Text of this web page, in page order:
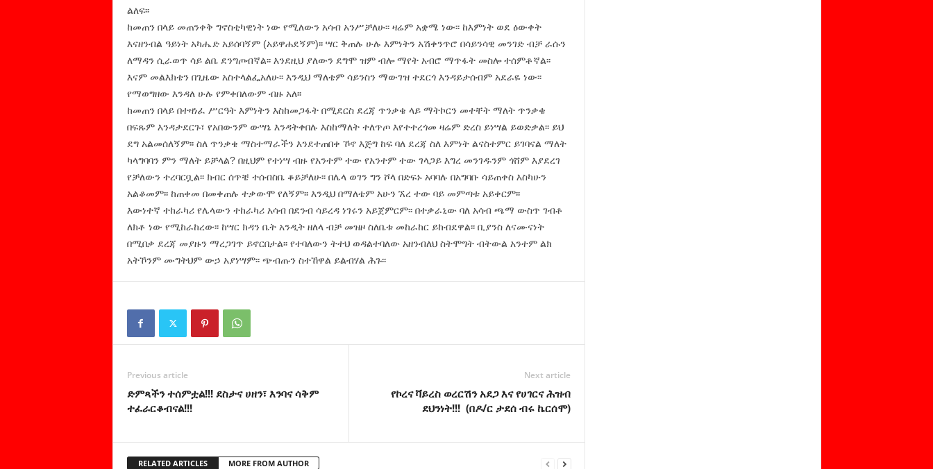
ልለፍ፡፡
ከመጠን በላይ መጠንቀቅ ግኖስቲካዊነት ነው የሚለውን አሳብ አንሥቻለሁ፡፡ ዛሬም አቋሜ ነው፡፡ ከእምነት ወደ ዕውቀት
እናዘንብል ዓይነት አካሔድ አይሰባኝም (አይዋሐደኝም)፡፡ ሣር ቅጠሉ ሁሉ እምነትን አሽቀንጥሮ በሳይንሳዊ መንገድ ብቻ ራሱን
ለማዳን ሲራወጥ ሳይ ልቤ ደንግጦብኛል፡፡ እንደዚህ ያለውን ደግሞ ዝም ብሎ ማየት አብሮ ማጥፋት መስሎ ተሰምቶኛል፡፡
እናም መልእክቴን በጊዜው አስተላልፌአለሁ፡፡ እንዲህ ማለቴም ሳይንስን ማውገዝ ተደርጎ እንዳይታሰብም አደራዬ ነው፡፡
የማወግዘው እንዳለ ሁሉ የምቀበለውም ብዙ አለ፡፡
ከመጠን በላይ በተዛነፈ ሥርዓት እምነትን እስከመጋፋት በሚደርስ ደረጃ ጥንቃቄ ላይ ማትኮርን መተቸት ማለት ጥንቃቄ
በፍጹም እንዳታደርጉ፣ የአበውንም ውሣኔ እንዳትቀበሉ እስከማለት ተለጥጦ እየተተረጎመ ዛሬም ድረስ ይነሣል ይወድቃል፡፡ ይህ
ደግ አልመሰለኝም፡፡ ስለ ጥንቃቄ ማስተማራችን እንደተጠበቀ ኾኖ እጅግ ከፍ ባለ ደረጃ ስለ እምነት ልናስተምር ይገባናል ማለት
ካላግባባን ምን ማለት ይቻላል? በዚህም የተነሣ ብዙ የአንተም ተው የአንተም ተው ገላጋይ እግረ መንገዱንም ጎሸም እያደረገ
የቻለውን ተረባርቧል፡፡ ክብር ሰጥቼ ተሰብስቤ ቆይቻለሁ፡፡ በሌላ ወገን ግን ሾላ በድፍኑ አባባሉ በአግባቡ ሳይጠቀስ እስካሁን
አልቆመም፡፡ ከጠቀመ በመቀጠሉ ተቃውሞ የለኝም፡፡ እንዲህ በማለቴም አሁን ኧረ ተው ባይ መምጣቱ አይቀርም፡፡
እውነተኛ ተከራካሪ የሌላውን ተከራካሪ አሳብ በደንብ ሳይረዳ ነገሩን አይጀምርም፡፡ በተቃራኒው ባለ አሳብ ጫማ ውስጥ ገብቶ
ለክቶ ነው የሚከራከረው፡፡ ከሣር ክዳን ቤት አንዲት ዘለላ ብቻ መዝዞ ስለቤቱ መከራከር ይከብደዋል፡፡ ቢያንስ ለናሙናነት
በሚበቃ ደረጃ መያዙን ማረጋገጥ ይኖርበታል፡፡ የተባለውን ትተህ ወዳልተባለው አዘንብለህ ስትሞግት ብትውል አንተም ልክ
አትኾንም ሙግትህም ውኃ አያነሣም፡፡ ጭብጡን ስተኸዋል ይልብሃል ሕጉ፡፡
Previous article
ድምጻችን ተሰምቷል!!! ደስታና ሀዘን፣ እንባና ሳቅም
ተፈራርቆብናል!!!
Next article
የኮረና ቫይረስ ወረርሽን አደጋ እና የሀገርና ሕዝብ
ደህንነት!!! (በዶ/ር ታደሰ ብሩ ኬርሰሞ)
RELATED ARTICLES MORE FROM AUTHOR